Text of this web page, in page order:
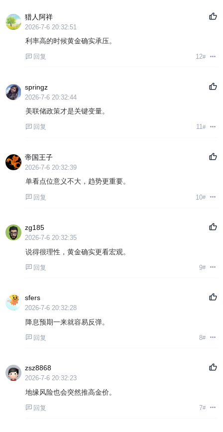
猎人阿祥
2026-7-6 20:32:51
利率高的时候黄金确实承压。
回复 12#
springz
2026-7-6 20:32:44
美联储政策才是关键变量。
回复 11#
帝国王子
2026-7-6 20:32:39
单看点位意义不大，趋势更重要。
回复 10#
zg185
2026-7-6 20:32:35
说得很理性，黄金确实更看宏观。
回复 9#
sfers
2026-7-6 20:32:28
降息预期一来就容易反弹。
回复 8#
zsz8868
2026-7-6 20:32:23
地缘风险也会突然推高金价。
回复 7#